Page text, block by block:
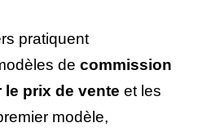
pratiquent
de commission
prix de vente et les
modèle,